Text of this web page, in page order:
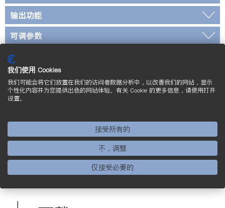
输出功能
可调参数
标准和证书
*经过 wenglor 检定
我们使用 Cookies
我们可能会将它们放置在我们的访问者数据分析中，以改善我们的网站，显示
个性化内容并为您提供出色的网站体验。有关 Cookie 的更多信息，请使用打开
设置。
接受所有的
不，调整
仅接受必要的